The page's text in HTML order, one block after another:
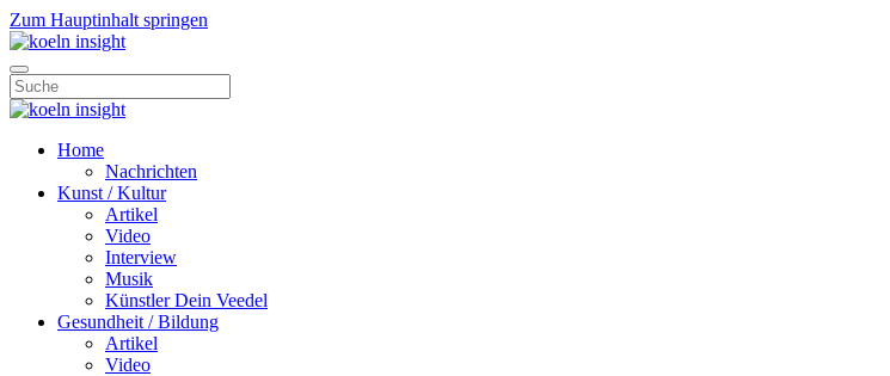
Zum Hauptinhalt springen
Home
Nachrichten
Kunst / Kultur
Artikel
Video
Interview
Musik
Künstler Dein Veedel
Gesundheit / Bildung
Artikel
Video